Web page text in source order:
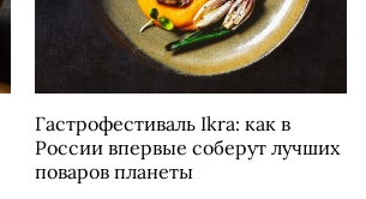
Гастрофестиваль Ikra: как в
России впервые соберут лучших
поваров планеты